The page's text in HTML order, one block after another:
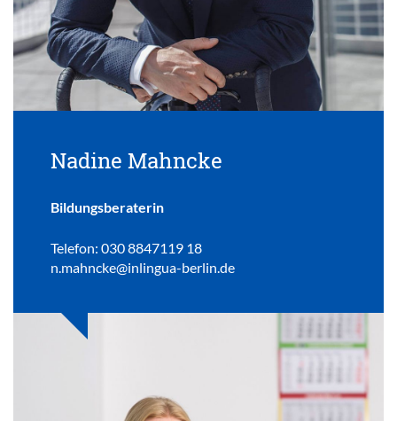
Nadine Mahncke
Bildungsberaterin
Telefon: 030 8847119 18
n.mahncke@inlingua-berlin.de